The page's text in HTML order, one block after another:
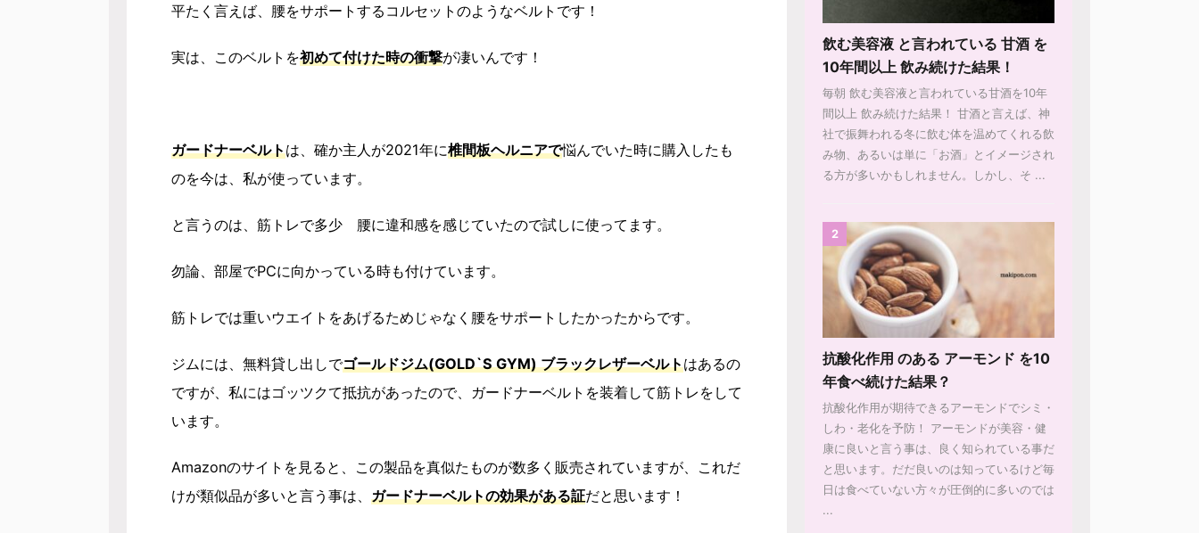
平たく言えば、腰をサポートするコルセットのようなベルトです！
実は、このベルトを初めて付けた時の衝撃が凄いんです！
ガードナーベルトは、確か主人が2021年に椎間板ヘルニアで悩んでいた時に購入したも
のを今は、私が使っています。
と言うのは、筋トレで多少 腰に違和感を感じていたので試しに使ってます。
勿論、部屋でPCに向かっている時も付けています。
筋トレでは重いウエイトをあげるためじゃなく腰をサポートしたかったからです。
ジムには、無料貸し出しでゴールドジム(GOLD`S GYM) ブラックレザーベルトはあるの
ですが、私にはゴッツクて抵抗があったので、ガードナーベルトを装着して筋トレをして
います。
Amazonのサイトを見ると、この製品を真似たものが数多く販売されていますが、これだ
けが類似品が多いと言う事は、 ガードナーベルトの効果がある証だと思います！
飲む美容液 と言われている 甘酒 を
10年間以上 飲み続けた結果！
毎朝 飲む美容液と言われている甘酒を10年
間以上 飲み続けた結果！ 甘酒と言えば、神
社で振舞われる冬に飲む体を温めてくれる飲
み物、あるいは単に「お酒」とイメージされ
る方が多いかもしれません。しかし、そ ...
2
抗酸化作用 のある アーモンド を10
年食べ続けた結果？
抗酸化作用が期待できるアーモンドでシミ・
しわ・老化を予防！ アーモンドが美容・健
康に良いと言う事は、良く知られている事だ
と思います。だだ良いのは知っているけど毎
日は食べていない方々が圧倒的に多いのでは
...